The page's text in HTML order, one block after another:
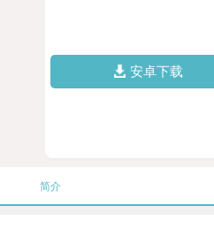
安卓下载
简介